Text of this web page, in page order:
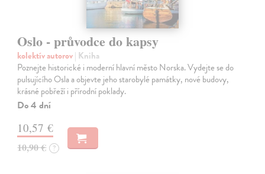
Oslo - průvodce do kapsy
kolektív autorov| Kniha
Poznejte historické i moderní hlavní město Norska. Vydejte se do
pulsujícího Osla a objevte jeho starobylé památky, nové budovy,
krásné pobřeží i přírodní poklady.
Do 4 dní
10,57 €
10,90 € ?